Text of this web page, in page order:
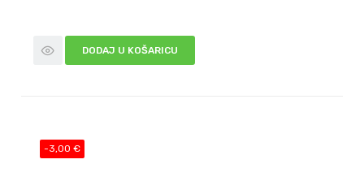
DODAJ U KOŠARICU
-3,00 €